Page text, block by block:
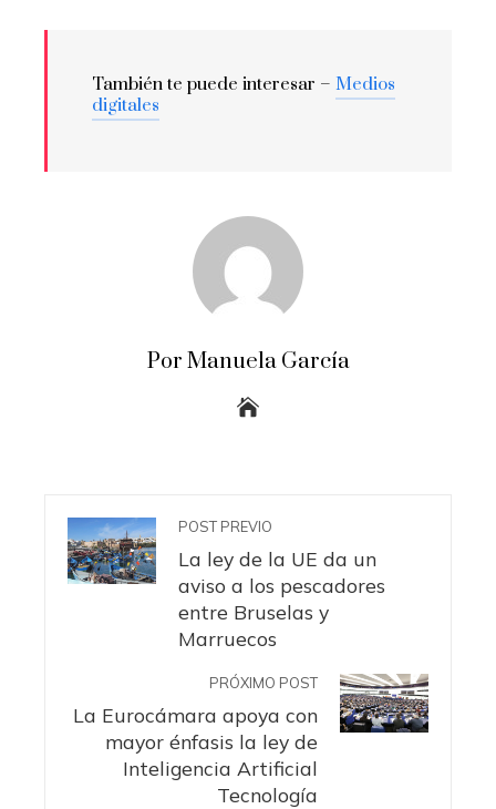
También te puede interesar – Medios
digitales
Por Manuela García
POST PREVIO
La ley de la UE da un
aviso a los pescadores
entre Bruselas y
Marruecos
PRÓXIMO POST
La Eurocámara apoya con
mayor énfasis la ley de
Inteligencia Artificial
Tecnología